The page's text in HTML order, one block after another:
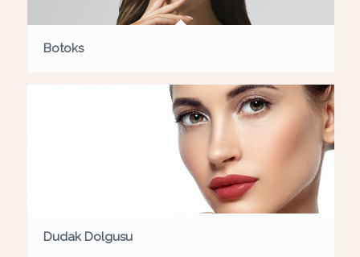
Botoks
Dudak Dolgusu